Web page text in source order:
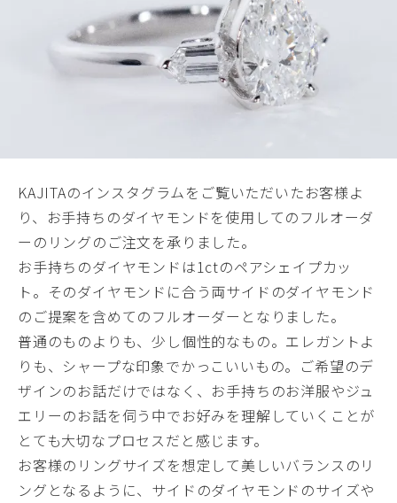
KAJITAのインスタグラムをご覧いただいたお客様よ
り、お手持ちのダイヤモンドを使用してのフルオーダ
ーのリングのご注文を承りました。
お手持ちのダイヤモンドは1ctのペアシェイプカッ
ト。そのダイヤモンドに合う両サイドのダイヤモンド
のご提案を含めてのフルオーダーとなりました。
普通のものよりも、少し個性的なもの。エレガントよ
りも、シャープな印象でかっこいいもの。ご希望のデ
ザインのお話だけではなく、お手持ちのお洋服やジュ
エリーのお話を伺う中でお好みを理解していくことが
とても大切なプロセスだと感じます。
お客様のリングサイズを想定して美しいバランスのリ
ングとなるように、サイドのダイヤモンドのサイズや